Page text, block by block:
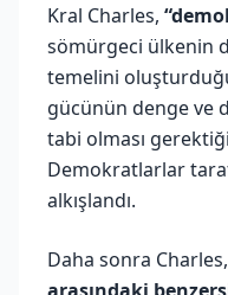
Kral Charles,
sömürgeci ülkenin
temelini
gücünün denge ve
tabi olması
Demokratlarlar
alkışlandı.
Daha sonra Charles,